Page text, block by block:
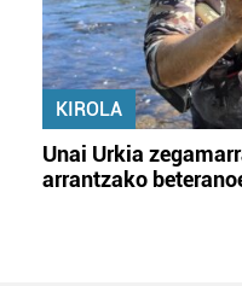
KIROLA
Unai Urkia
arrantzako